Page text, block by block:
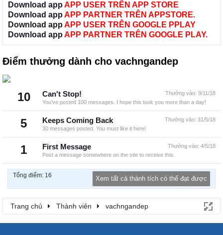
Download app APP USER TRÊN APP STORE
Download app APP PARTNER TRÊN APPSTORE.
Download app APP USER TRÊN GOOGLE PPLAY
Download app APP PARTNER TRÊN GOOGLE PLAY.
Điểm thưởng dành cho vachngandep
10 Thưởng vào: 9/11/18
Can't Stop!
You've posted 100 messages. I hope this took you more than a day!
5 Thưởng vào: 31/5/18
Keeps Coming Back
30 messages posted. You must like it here!
1 Thưởng vào: 4/5/18
First Message
Post a message somewhere on the site to receive this.
Tổng điểm: 16 Xem tất cả thành tích có thể đạt được
Trang chủ Thành viên vachngandep